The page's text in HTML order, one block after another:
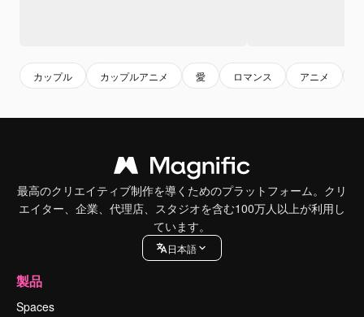
カップル カップルアニメ 愛 ロマンス アニメ
最高のクリエイティブ制作を導くためのプラットフォーム。クリ
エイター、企業、代理店、スタジオを含む100万人以上が利用し
ています。
日本語
製品
Spaces